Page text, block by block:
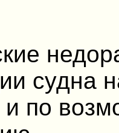
судна
по